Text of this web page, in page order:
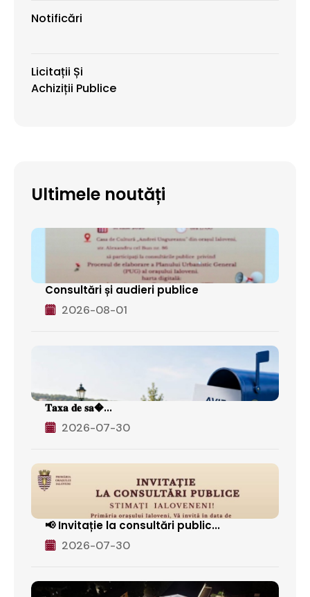
Notificări
Licitații Și
Achiziții Publice
Ultimele noutăți
Consultări și audieri publice
2026-08-01
𝐓𝐚𝐱𝐚 𝐝𝐞 𝐬𝐚�...
2026-07-30
📢 Invitație la consultări public...
2026-07-30